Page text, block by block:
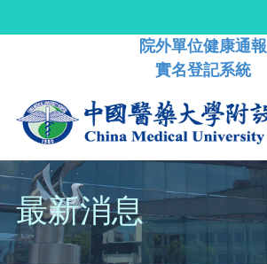
院外單位健康通報
實名登記系統
最新消息